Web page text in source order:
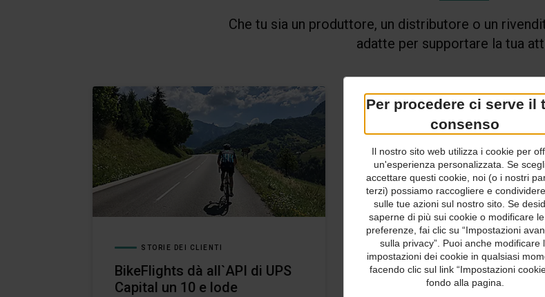
Che tu sia un produttore, un distributore o un
adatte per supportare la tua
STORIE DEI CLIENTI
BikeFlights dà all`API di UPS
Capital un 10 e lode
STORIE DEI CLIENTI
Corsa contro il tempo
Per procedere ci serve il
consenso
Il nostro sito web utilizza i cookie per
un'esperienza personalizzata. Se
accettare questi cookie, noi (o i nostri
terzi) possiamo raccogliere e
sulle tue azioni sul nostro sito. Se
saperne di più sui cookie o modificare
preferenze, fai clic su “Impostazioni
sulla privacy”. Puoi anche modificare
impostazioni dei cookie in qualsiasi
facendo clic sul link “Impostazioni
fondo alla pagina.